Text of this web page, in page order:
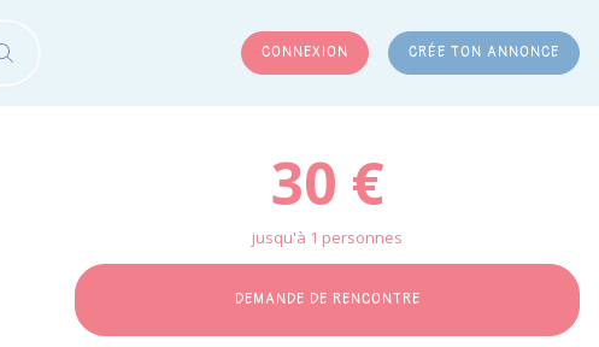
RECHERCHER CONNEXION CRÉE TON ANNONCE
30 €
jusqu'à 1 personnes
DEMANDE DE RENCONTRE